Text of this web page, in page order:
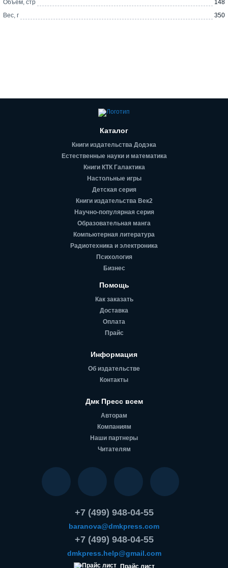
Объем, стр
148
Вес, г
350
Каталог
Книги издательства Додэка
Естественные науки и математика
Книги КТК Галактика
Настольные игры
Детская серия
Книги издательства Век2
Научно-популярная серия
Образовательная манга
Компьютерная литература
Радиотехника и электроника
Психология
Бизнес
Помощь
Как заказать
Доставка
Оплата
Прайс
Информация
Об издательстве
Контакты
Дмк Пресс всем
Авторам
Компаниям
Наши партнеры
Читателям
+7 (499) 948-04-55
baranova@dmkpress.com
+7 (499) 948-04-55
dmkpress.help@gmail.com
Прайс лист